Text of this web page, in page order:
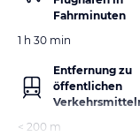
Fahrminuten
1 h 30 min
Entfernung zu
öffentlichen
< 200 m